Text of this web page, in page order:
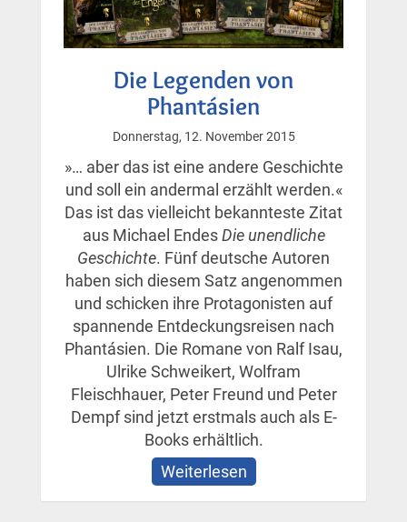
Die Legenden von
Phantásien
Donnerstag, 12. November 2015
»… aber das ist eine andere Geschichte
und soll ein andermal erzählt werden.«
Das ist das vielleicht bekannteste Zitat
aus Michael EndesDie unendliche
Geschichte. Fünf deutsche Autoren
haben sich diesem Satz angenommen
und schicken ihre Protagonisten auf
spannende Entdeckungsreisen nach
Phantásien. Die Romane von Ralf Isau,
Ulrike Schweikert, Wolfram
Fleischhauer, Peter Freund und Peter
Dempf sind jetzt erstmals auch als E-
Books erhältlich.
Weiterlesen